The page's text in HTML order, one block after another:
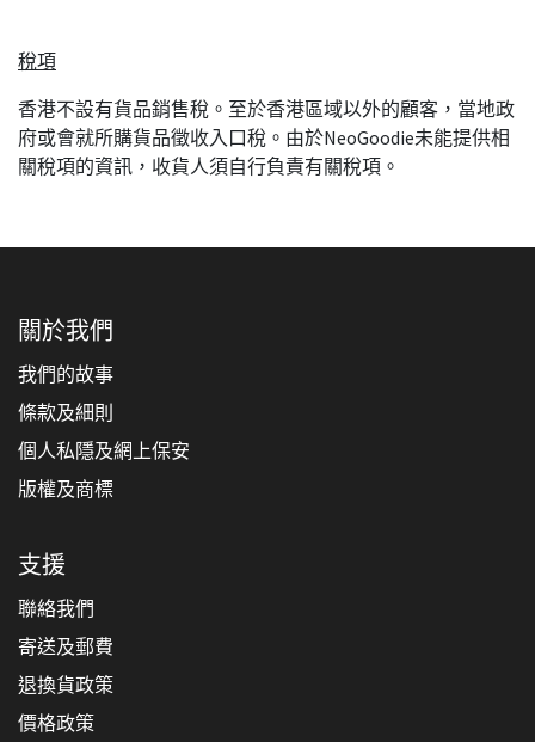
稅項
香港不設有貨品銷售稅。至於香港區域以外的顧客，當地政
府或會就所購貨品徵收入口稅。由於NeoGoodie未能提供相
關稅項的資訊，收貨人須自行負責有關稅項。
關於我們
我們的故事
條款及細則
個人私隱及網上保安
版權及商標
支援
聯絡我們
寄送及郵費
退換貨政策
價格政策